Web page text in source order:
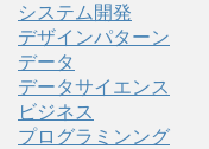
システム開発
デザインパターン
データ
データサイエンス
ビジネス
プログラミンング